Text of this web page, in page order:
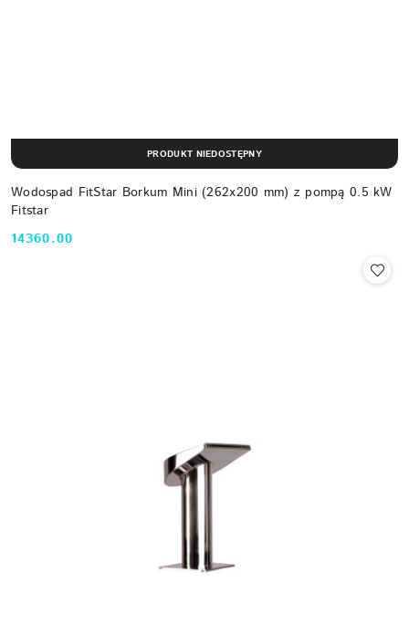
Wodospad FitStar Borkum Mini (262x200 mm) z pompą 0.5 kW
Fitstar
Cena:
14360.00
PRODUKT NIEDOSTĘPNY